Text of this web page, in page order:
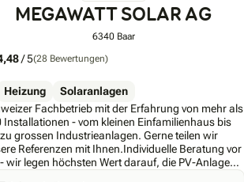
MEGAWATT SOLAR AG
6340 Baar
/ 5(28 Bewertungen)
Heizung
Solaranlagen
Fachbetrieb mit der Erfahrung von mehr als
Installationen - vom kleinen Einfamilienhaus bis
grossen Industrieanlagen. Gerne teilen wir
Referenzen mit Ihnen.Individuelle Beratung vor
wir legen höchsten Wert darauf, die PV-Anlage
die Wärmepumpe genau auf Ihre Bedürfnisse